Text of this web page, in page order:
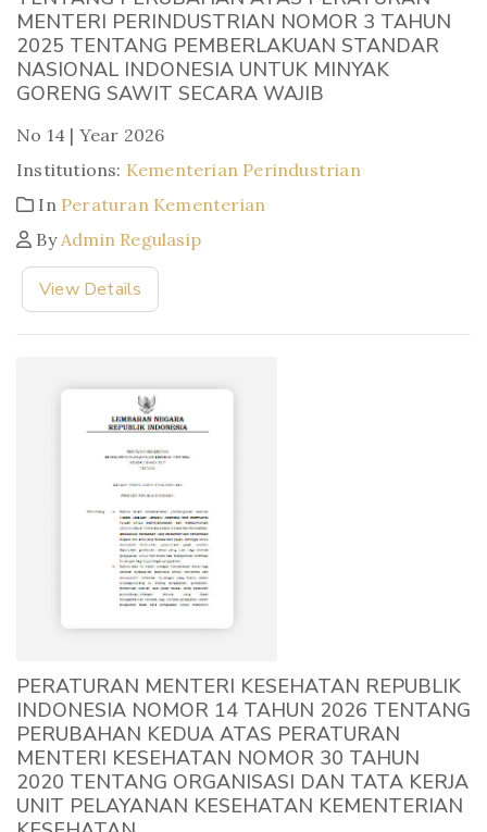
MENTERI PERINDUSTRIAN NOMOR 3 TAHUN
2025 TENTANG PEMBERLAKUAN STANDAR
NASIONAL INDONESIA UNTUK MINYAK
GORENG SAWIT SECARA WAJIB
No 14 | Year 2026
Institutions: Kementerian Perindustrian
In Peraturan Kementerian
ByAdmin Regulasip
View Details
PERATURAN MENTERI KESEHATAN REPUBLIK
INDONESIA NOMOR 14 TAHUN 2026 TENTANG
PERUBAHAN KEDUA ATAS PERATURAN
MENTERI KESEHATAN NOMOR 30 TAHUN
2020 TENTANG ORGANISASI DAN TATA KERJA
UNIT PELAYANAN KESEHATAN KEMENTERIAN